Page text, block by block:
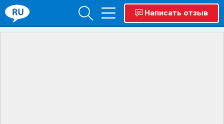
Написать отзыв